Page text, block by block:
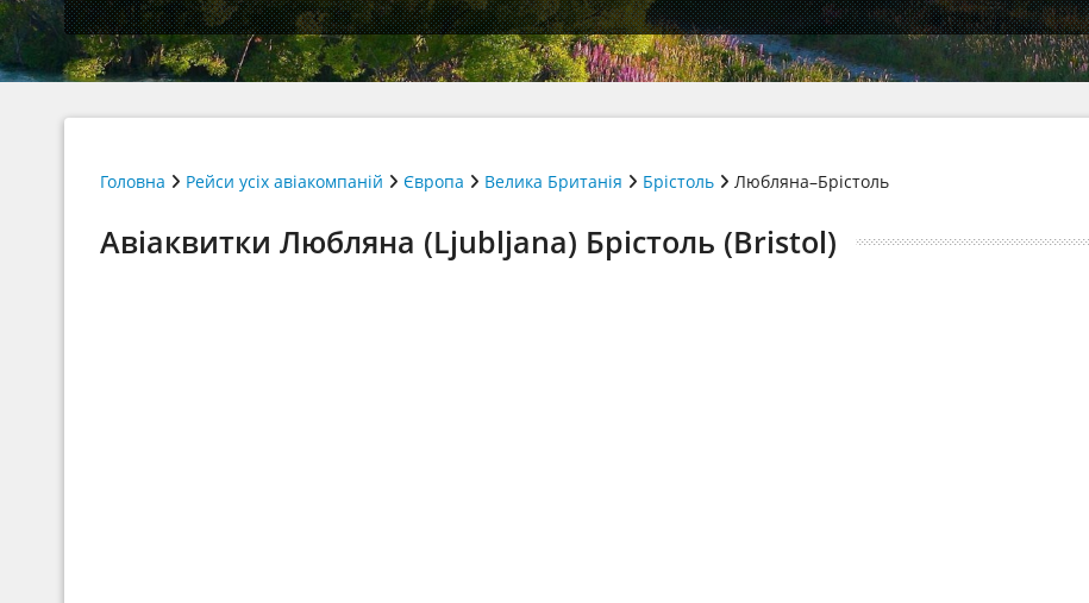
Головна Рейси усіх авіакомпаній Європа Велика Британія Брістоль Любляна–Брістоль
Авіаквитки Любляна (Ljubljana) Брістоль (Bristol)